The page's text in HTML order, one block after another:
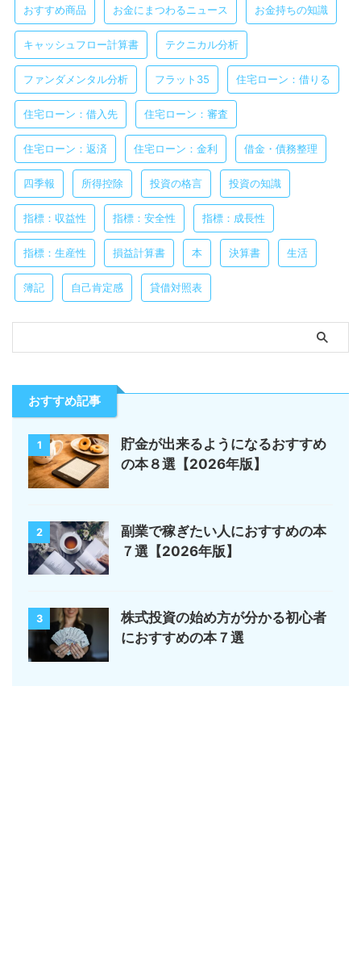
おすすめ商品 お金にまつわるニュース お金持ちの知識
キャッシュフロー計算書 テクニカル分析
ファンダメンタル分析 フラット35 住宅ローン：借りる
住宅ローン：借入先 住宅ローン：審査
住宅ローン：返済 住宅ローン：金利 借金・債務整理
四季報 所得控除 投資の格言 投資の知識
指標：収益性 指標：安全性 指標：成長性
指標：生産性 損益計算書 本 決算書 生活
簿記 自己肯定感 貸借対照表
おすすめ記事
1
貯金が出来るようになるおすすめ
の本８選【2026年版】
2
副業で稼ぎたい人におすすめの本
７選【2026年版】
3
株式投資の始め方が分かる初心者
におすすめの本７選